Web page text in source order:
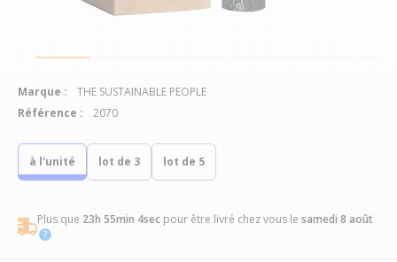
à l'unité lot de 3 lot de 5
Plus que 23h 55min 4sec pour être livré chez vous le samedi 8 août
Marque :
THE SUSTAINABLE PEOPLE
Référence :
2070